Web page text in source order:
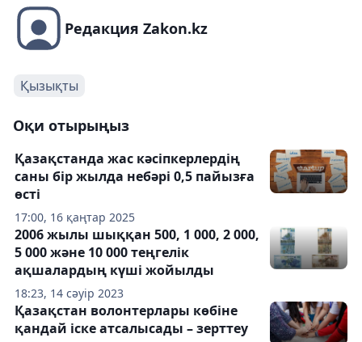
Редакция Zakon.kz
Қызықты
Оқи отырыңыз
17:00, 16 қаңтар 2025
Қазақстанда жас кәсіпкерлердің
саны бір жылда небәрі 0,5 пайызға
өсті
18:23, 14 сәуір 2023
2006 жылы шыққан 500, 1 000, 2 000,
5 000 және 10 000 теңгелік
ақшалардың күші жойылды
Қазақстан волонтерлары көбіне
қандай іске атсалысады – зерттеу